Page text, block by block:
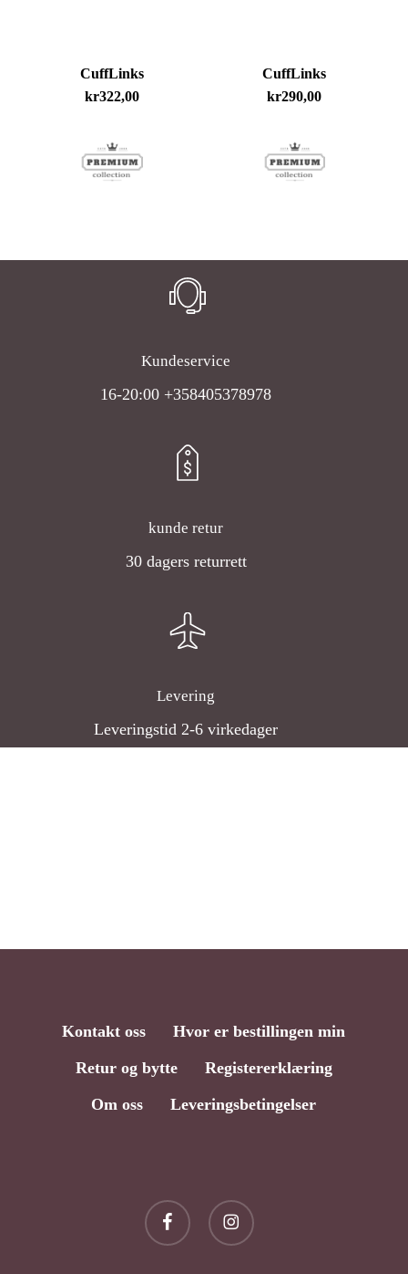
Vis Handlekurv
CuffLinks
kr322,00
CuffLinks
kr290,00
Kundeservice
16-20:00 +358405378978
kunde retur
30 dagers returrett
Levering
Leveringstid 2-6 virkedager
Kontakt oss
Hvor er bestillingen min
Retur og bytte
Registererklæring
Om oss
Leveringsbetingelser
facebook instagram